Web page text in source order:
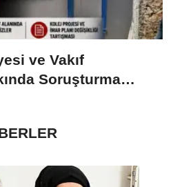
ve Vakıf
Soruşturma